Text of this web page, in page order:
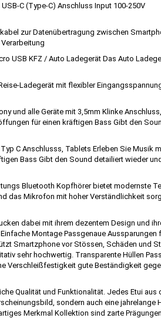
C (Type-C) Anschluss Input 100-250V
zur Datenübertragung zwischen
USB KFZ / Auto Ladegerät Das Auto
Ladegerät mit flexibler
und alle Geräte mit 3,5mm Klinke
für einen kräftigen Bass Gibt den
C Anschlusss, Tablets Erleben Sie Musik
Bass Gibt den Sound detailiert wieder
Bluetooth Kopfhörer bietet modernste
das Mikrofon mit hoher Verständlichkeit
dabei mit ihrem dezentem Design und
Montage Passgenaue Aussparungen
Smartzphone vor Stössen, Schäden und
sehr hochwertig. Transparente Hüllen
Verschleißfestigkeit gute Beständigkeit
Qualität und Funktionalität. Jedes Etui aus
sondern auch eine jahrelange
Merkmal Kollektion sind zarte